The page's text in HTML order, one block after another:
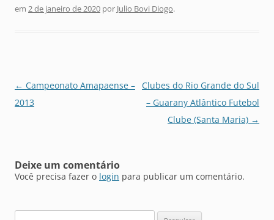
em 2 de janeiro de 2020 por Julio Bovi Diogo.
Navegação
de
← Campeonato Amapaense –
2013
Clubes do Rio Grande do Sul
– Guarany Atlântico Futebol
Clube (Santa Maria) →
Deixe um comentário
Você precisa fazer o login para publicar um comentário.